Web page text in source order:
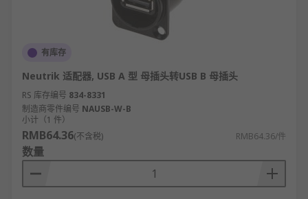
有库存
Neutrik 适配器, USB A 型 母插头转USB B 母插头
RS 库存编号 834-8331
制造商零件编号 NAUSB-W-B
小计（1 件）
RMB64.36(不含税) RMB64.36/件
数量